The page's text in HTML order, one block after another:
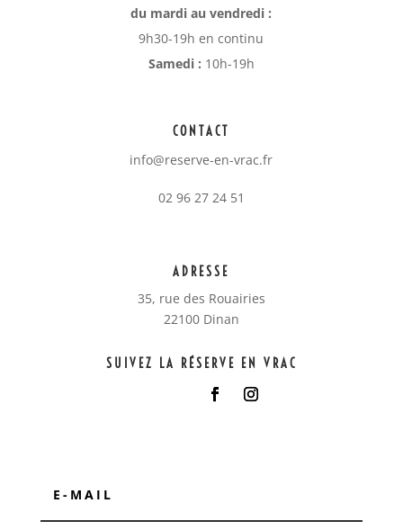
du mardi au vendredi :
9h30-19h en continu
Samedi : 10h-19h
CONTACT
info@reserve-en-vrac.fr
02 96 27 24 51
ADRESSE
35, rue des Rouairies
22100 Dinan
SUIVEZ LA RÉSERVE EN VRAC